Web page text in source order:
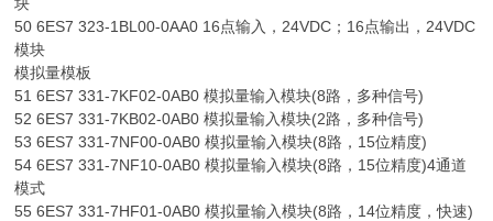
50 6ES7 323-1BL00-0AA0 16点输入，24VDC；16点输出，24VDC
模块
模拟量模板
51 6ES7 331-7KF02-0AB0 模拟量输入模块(8路，多种信号)
52 6ES7 331-7KB02-0AB0 模拟量输入模块(2路，多种信号)
53 6ES7 331-7NF00-0AB0 模拟量输入模块(8路，15位精度)
54 6ES7 331-7NF10-0AB0 模拟量输入模块(8路，15位精度)4通道
模式
55 6ES7 331-7HF01-0AB0 模拟量输入模块(8路，14位精度，快速)